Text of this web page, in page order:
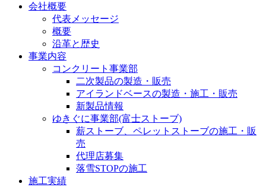
会社概要
代表メッセージ
概要
沿革と歴史
事業内容
コンクリート事業部
二次製品の製造・販売
アイランドベースの製造・施工・販売
新製品情報
ゆきぐに事業部(富士ストーブ)
薪ストーブ、ペレットストーブの施工・販
売
代理店募集
落雪STOPの施工
施工実績